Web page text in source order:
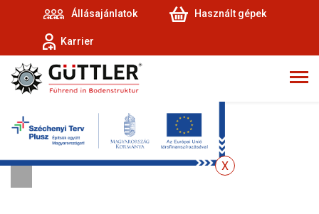
Állásajánlatok Használt gépek
Karrier